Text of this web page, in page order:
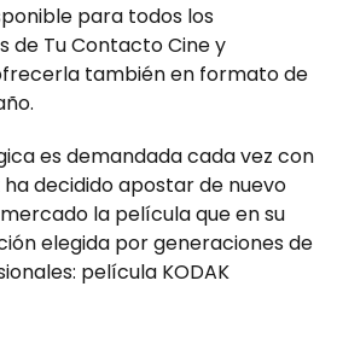
para todos los
de Tu Contacto Cine y
también en formato de
es demandada cada vez con
decidido apostar de nuevo
la película que en su
elegida por generaciones de
película KODAK